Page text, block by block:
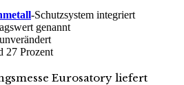
-Schutzsystem integriert
genannt
27 Prozent
Eurosatory liefert